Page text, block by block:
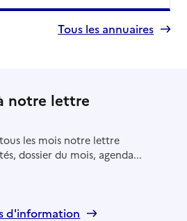
Tous les annuaires
notre lettre
les mois notre lettre
dossier du mois, agenda...
d'information